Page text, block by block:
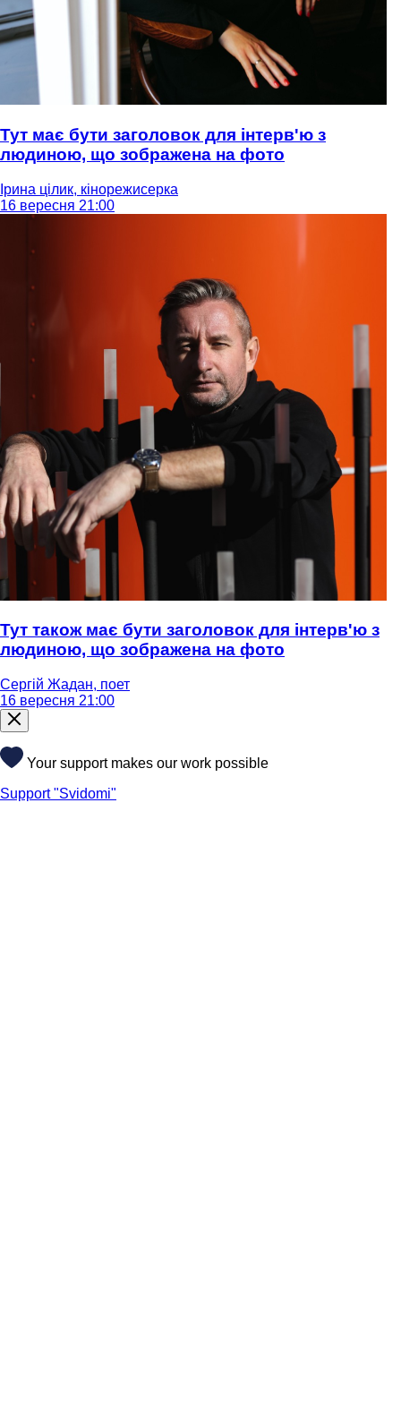
Тут має бути заголовок для інтерв'ю з
людиною, що зображена на фото
Ірина цілик, кінорежисерка
16 вересня 21:00
Тут також має бути заголовок для інтерв'ю з
людиною, що зображена на фото
Сергій Жадан, поет
16 вересня 21:00
Your support makes our work possible
Support "Svidomi"